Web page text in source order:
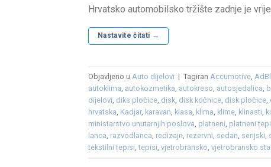
Hrvatsko automobilsko tržište zadnje je
Nastavite čitati →
Objavljeno u Auto dijelovi | Tagiran Accumotive
autoklima autokozmetika autokreso autosjedalica
dijelovi diks pločice disk disk kočnice disk pločice
hrvatska Kadjar, karavan klasa klima klime klinasti
ministarstvo unutarnjih poslova platneni platneni
lanca razvodlanca redizajn rezervni sedan serijski
tekstilni tepisi ,tepisi ,vjetrobransko ,vjetrobransko